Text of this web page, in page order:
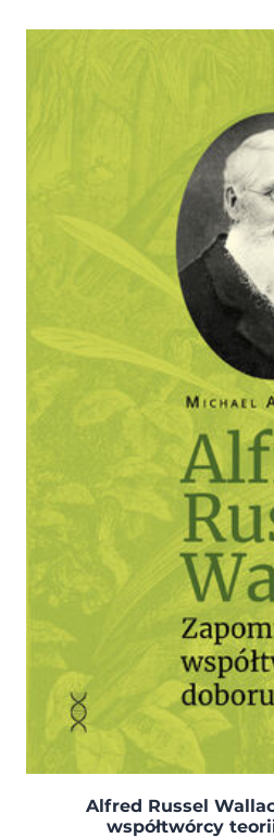
Alfred Russel
współtwórcy